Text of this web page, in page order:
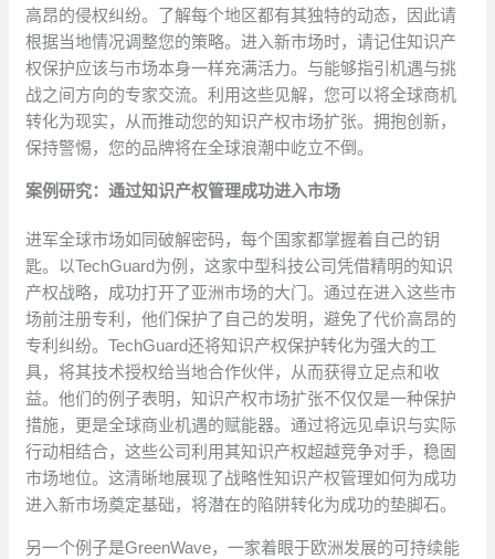
高昂的侵权纠纷。了解每个地区都有其独特的动态，因此请
根据当地情况调整您的策略。进入新市场时，请记住知识产
权保护应该与市场本身一样充满活力。与能够指引机遇与挑
战之间方向的专家交流。利用这些见解，您可以将全球商机
转化为现实，从而推动您的知识产权市场扩张。拥抱创新，
保持警惕，您的品牌将在全球浪潮中屹立不倒。
案例研究：通过知识产权管理成功进入市场
进军全球市场如同破解密码，每个国家都掌握着自己的钥
匙。以TechGuard为例，这家中型科技公司凭借精明的知识
产权战略，成功打开了亚洲市场的大门。通过在进入这些市
场前注册专利，他们保护了自己的发明，避免了代价高昂的
专利纠纷。TechGuard还将知识产权保护转化为强大的工
具，将其技术授权给当地合作伙伴，从而获得立足点和收
益。他们的例子表明，知识产权市场扩张不仅仅是一种保护
措施，更是全球商业机遇的赋能器。通过将远见卓识与实际
行动相结合，这些公司利用其知识产权超越竞争对手，稳固
市场地位。这清晰地展现了战略性知识产权管理如何为成功
进入新市场奠定基础，将潜在的陷阱转化为成功的垫脚石。
另一个例子是GreenWave，一家着眼于欧洲发展的可持续能